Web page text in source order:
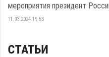
мероприятия президент
11.03.2024 19:53
СТАТЬИ